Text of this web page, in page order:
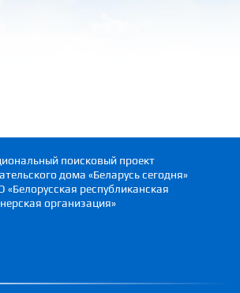
поисковый проект
дома «Беларусь сегодня»
«Белорусская республиканская
организация»